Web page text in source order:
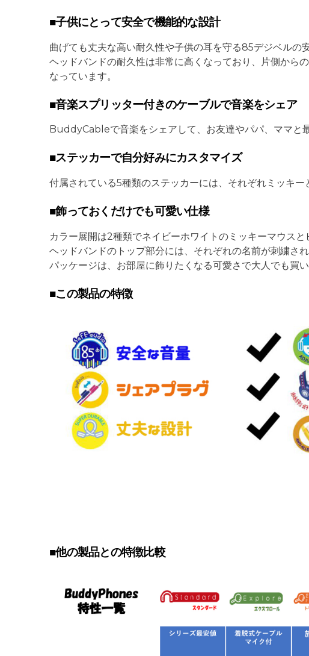
■子供にとって安全で機能的な設計
曲げても丈夫な高い耐久性や子供の耳を守る85デジベルの
ヘッドバンドの耐久性は非常に高くなっており、片側から
なっています。
■音楽スプリッター付きのケーブルで音楽をシェア
BuddyCableで音楽をシェアして、お友達やパパ、ママと
■ステッカーで自分好みにカスタマイズ
付属されている5種類のステッカーには、それぞれミッキ
■飾っておくだけでも可愛い仕様
カラー展開は2種類でネイビーホワイトのミッキーマウスと
ヘッドバンドのトップ部分には、それぞれの名前が刺繍され
パッケージは、お部屋に飾りたくなる可愛さで大人でも買
■この製品の特徴
■他の製品との特徴比較